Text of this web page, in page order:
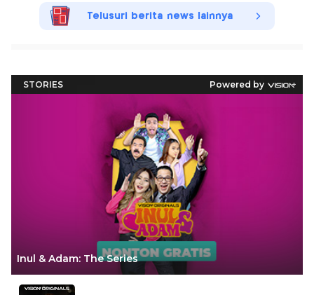
Telusuri berita news lainnya